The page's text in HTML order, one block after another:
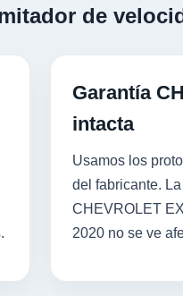
de
Garantía
intacta
Usamos los
del fabricante.
CHEVROLET
2020 no se ve